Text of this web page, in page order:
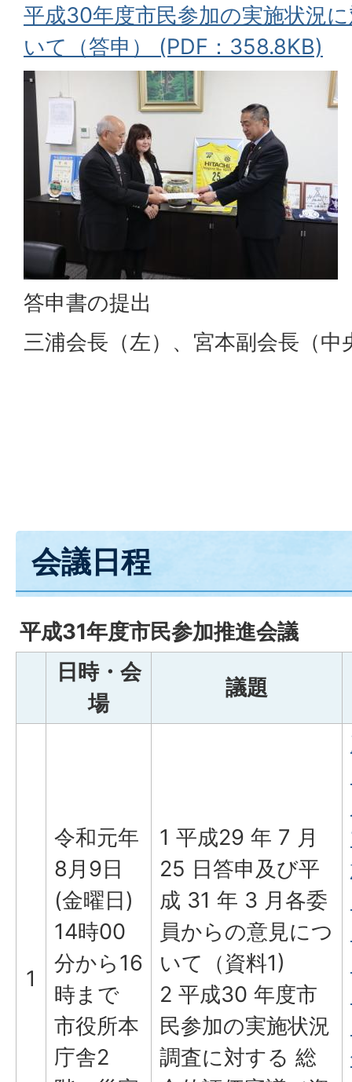
平成30年度市民参加の実施状況
いて（答申） (PDF：358.8KB)
答申書の提出
三浦会長（左）、宮本副会長（中
会議日程
平成31年度市民参加推進会議
日時・会
場
議題
1
令和元年
8月9日
(金曜日)
14時00
分から16
時まで
市役所本
庁舎2
1 平成29 年 7 月
25 日答申及び平
成 31 年 3 月各委
員からの意見につ
いて（資料1)
2 平成30 年度市
民参加の実施状況
調査に対する 総